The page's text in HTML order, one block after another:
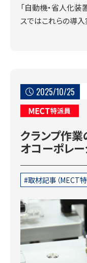
「自動機・省人化装
スではこれらの導
2025/10/25
MECT特派員
クランプ作
オコーポレー
取材記事（MECT特